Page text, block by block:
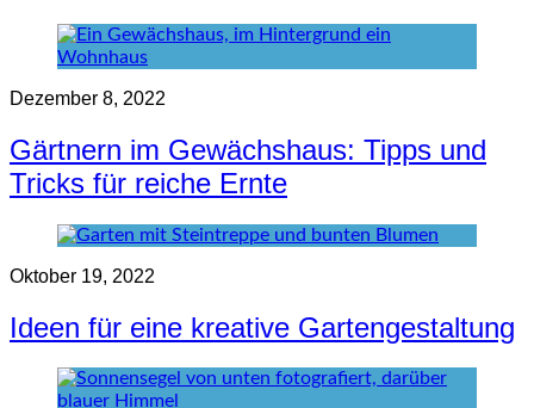
Dezember 8, 2022
Gärtnern im Gewächshaus: Tipps und
Tricks für reiche Ernte
Oktober 19, 2022
Ideen für eine kreative Gartengestaltung